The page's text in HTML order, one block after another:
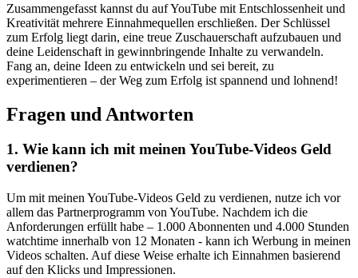
Zusammengefasst kannst ⁤du‍ auf YouTube mit Entschlossenheit und
⁢Kreativität⁢ mehrere ‍Einnahmequellen⁢ erschließen. Der Schlüssel⁤
zum Erfolg liegt‌ darin, eine treue Zuschauerschaft aufzubauen und
deine Leidenschaft in gewinnbringende Inhalte zu verwandeln.
Fang an, deine Ideen zu‍ entwickeln und sei bereit, ⁤zu
experimentieren – der Weg zum Erfolg ist spannend und‍ lohnend!
Fragen und Antworten
1. Wie kann ich mit meinen ‌YouTube-Videos Geld
verdienen?
Um mit meinen YouTube-Videos Geld‍ zu verdienen, nutze ich‍ vor
allem das Partnerprogramm von YouTube. ⁢Nachdem ich die​
Anforderungen erfüllt habe – 1.000 Abonnenten und 4.000​ Stunden
watchtime innerhalb⁤ von 12‌ Monaten ​- kann ich Werbung in meinen
Videos schalten. Auf diese Weise erhalte ich Einnahmen⁢ basierend
auf den Klicks und Impressionen.